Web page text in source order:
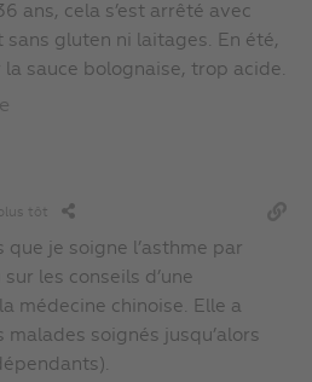
ans, cela s’est arrêté avec
sans gluten ni laitages. En été,
sauce bolognaise, trop acide.
tôt
je soigne l’asthme par
les conseils d’une
médecine chinoise. Elle a
malades soignés jusqu’alors